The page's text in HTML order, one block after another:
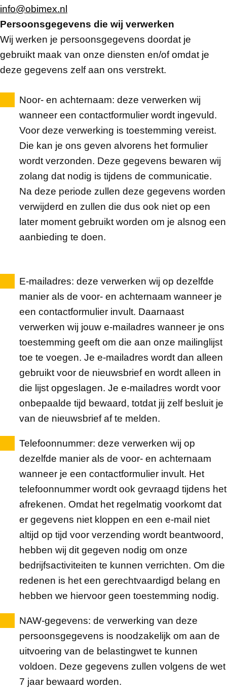
info@obimex.nl
Persoonsgegevens die wij verwerken
Wij werken je persoonsgegevens doordat je
gebruikt maak van onze diensten en/of omdat je
deze gegevens zelf aan ons verstrekt.
Noor- en achternaam: deze verwerken wij
wanneer een contactformulier wordt ingevuld.
Voor deze verwerking is toestemming vereist.
Die kan je ons geven alvorens het formulier
wordt verzonden. Deze gegevens bewaren wij
zolang dat nodig is tijdens de communicatie.
Na deze periode zullen deze gegevens worden
verwijderd en zullen die dus ook niet op een
later moment gebruikt worden om je alsnog een
aanbieding te doen.
E-mailadres: deze verwerken wij op dezelfde
manier als de voor- en achternaam wanneer je
een contactformulier invult. Daarnaast
verwerken wij jouw e-mailadres wanneer je ons
toestemming geeft om die aan onze mailinglijst
toe te voegen. Je e-mailadres wordt dan alleen
gebruikt voor de nieuwsbrief en wordt alleen in
die lijst opgeslagen. Je e-mailadres wordt voor
onbepaalde tijd bewaard, totdat jij zelf besluit je
van de nieuwsbrief af te melden.
Telefoonnummer: deze verwerken wij op
dezelfde manier als de voor- en achternaam
wanneer je een contactformulier invult. Het
telefoonnummer wordt ook gevraagd tijdens het
afrekenen. Omdat het regelmatig voorkomt dat
er gegevens niet kloppen en een e-mail niet
altijd op tijd voor verzending wordt beantwoord,
hebben wij dit gegeven nodig om onze
bedrijfsactiviteiten te kunnen verrichten. Om die
redenen is het een gerechtvaardigd belang en
hebben we hiervoor geen toestemming nodig.
NAW-gegevens: de verwerking van deze
persoonsgegevens is noodzakelijk om aan de
uitvoering van de belastingwet te kunnen
voldoen. Deze gegevens zullen volgens de wet
7 jaar bewaard worden.